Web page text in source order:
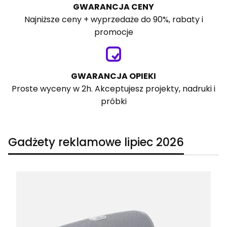
GWARANCJA CENY
Najniższe ceny + wyprzedaże do 90%, rabaty i
promocje
GWARANCJA OPIEKI
Proste wyceny w 2h. Akceptujesz projekty, nadruki i
próbki
Gadżety reklamowe lipiec 2026